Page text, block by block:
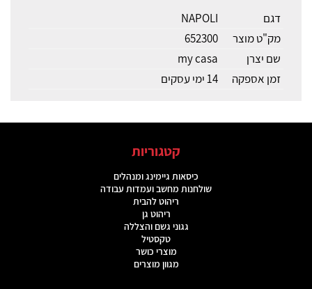
דגם
NAPOLI
מק"ט מוצר
652300
שם יצרן
my casa
זמן אספקה
14 ימי עסקים
קטגוריות
כיסאות גיימינג ומנהלים
שולחנות מחשב ועמדות עבודה
ריהוט להבית
ריהוט גן
גגוני גשם והצללה
טקסטיל
מוצרי כושר
מגוון מוצרים